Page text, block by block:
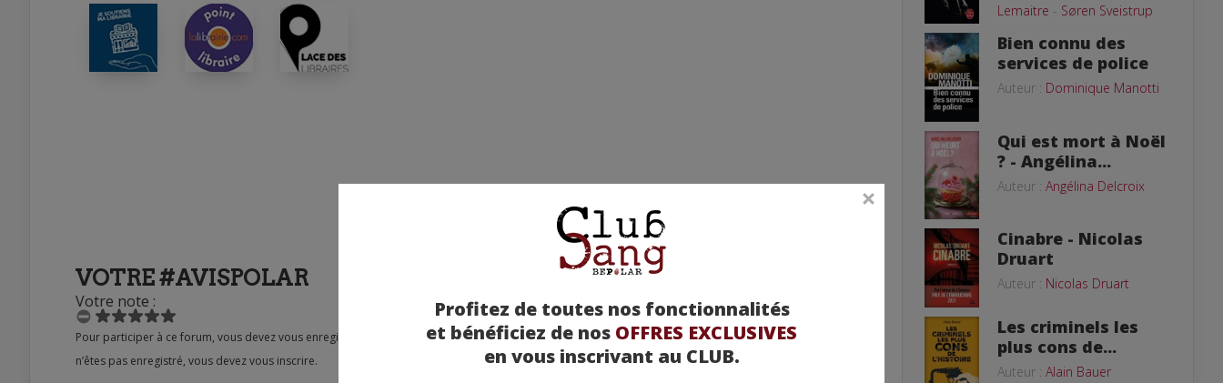
Profitez de toutes nos fonctionnalités
et bénéficiez de nos OFFRES EXCLUSIVES
en vous inscrivant au CLUB.
VOTRE #AVISPOLAR
Votre note :
Pour participer à ce forum, vous devez vous enregistrer au préalable. Merci d’indiquer ci-dessous l’identifiant personnel qui vous a été fourni. Si vous
n’êtes pas enregistré, vous devez vous inscrire.
Lemaitre - Søren Sveistrup
Bien connu des
services de police
Auteur : Dominique Manotti
Qui est mort à Noël
? - Angélina...
Auteur : Angélina Delcroix
Cinabre - Nicolas
Druart
Auteur : Nicolas Druart
Les criminels les
plus cons de...
Auteur : Alain Bauer